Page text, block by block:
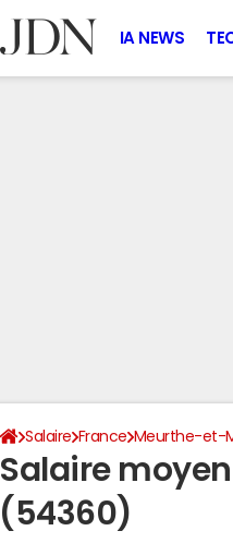
IA NEWS
Salaire France Meurthe-et-
Salaire
(54360)